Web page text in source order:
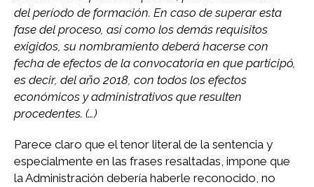
del período de formación. En caso de superar esta
fase del proceso, así como los demás requisitos
exigidos, su nombramiento deberá hacerse con
fecha de efectos de la convocatoria en que participó,
es decir, del año 2018, con todos los efectos
económicos y administrativos que resulten
procedentes. (…)
Parece claro que el tenor literal de la sentencia y
especialmente en las frases resaltadas, impone que
la Administración debería haberle reconocido, no